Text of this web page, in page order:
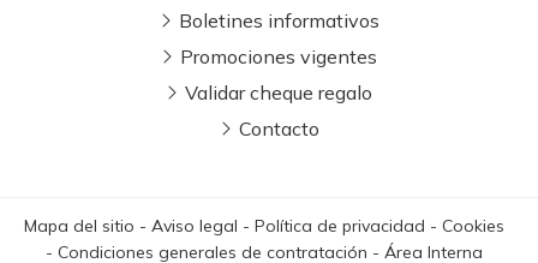
Boletines informativos
Promociones vigentes
Validar cheque regalo
Contacto
Mapa del sitio - Aviso legal - Política de privacidad - Cookies
- Condiciones generales de contratación - Área Interna